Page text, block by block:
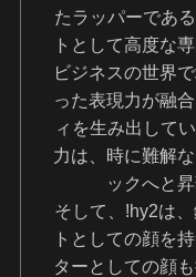
たラッパーであ
トとして高度な
ビジネスの世界
った表現力が融
ィを生み出して
力は、時に難解
ックへと
そして、!hy2は
トとしての顔を
ターとしての顔